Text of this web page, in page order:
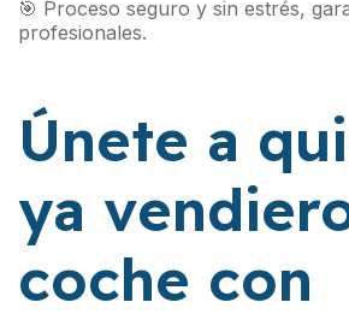
🎯 Proceso seguro y sin estrés,
profesionales.
Únete a
ya
coche con